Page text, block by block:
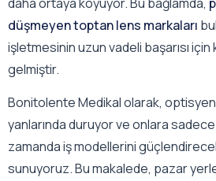
düşmeyen toptan lens markaları
işletmesinin uzun vadeli başarısı
gelmiştir.
Bonitolente Medikal olarak,
yanlarında duruyor ve onlara sadece
zamanda iş modellerini
sunuyoruz. Bu makalede, pazar